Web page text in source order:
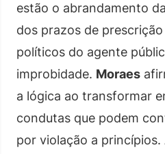
estão o abrandamento
dos prazos de
políticos do agente
improbidade. Moraes
a lógica ao transformar
condutas que podem
por violação a